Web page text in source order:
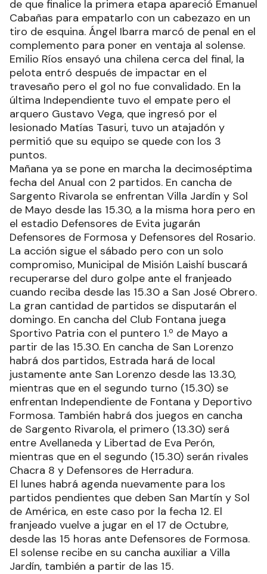
de que finalice la primera etapa apareció Emanuel
Cabañas para empatarlo con un cabezazo en un
tiro de esquina. Ángel Ibarra marcó de penal en el
complemento para poner en ventaja al solense.
Emilio Ríos ensayó una chilena cerca del final, la
pelota entró después de impactar en el
travesaño pero el gol no fue convalidado. En la
última Independiente tuvo el empate pero el
arquero Gustavo Vega, que ingresó por el
lesionado Matías Tasuri, tuvo un atajadón y
permitió que su equipo se quede con los 3
puntos.
Mañana ya se pone en marcha la decimoséptima
fecha del Anual con 2 partidos. En cancha de
Sargento Rivarola se enfrentan Villa Jardín y Sol
de Mayo desde las 15.30, a la misma hora pero en
el estadio Defensores de Evita jugarán
Defensores de Formosa y Defensores del Rosario.
La acción sigue el sábado pero con un solo
compromiso, Municipal de Misión Laishí buscará
recuperarse del duro golpe ante el franjeado
cuando reciba desde las 15.30 a San José Obrero.
La gran cantidad de partidos se disputarán el
domingo. En cancha del Club Fontana juega
Sportivo Patria con el puntero 1.º de Mayo a
partir de las 15.30. En cancha de San Lorenzo
habrá dos partidos, Estrada hará de local
justamente ante San Lorenzo desde las 13.30,
mientras que en el segundo turno (15.30) se
enfrentan Independiente de Fontana y Deportivo
Formosa. También habrá dos juegos en cancha
de Sargento Rivarola, el primero (13.30) será
entre Avellaneda y Libertad de Eva Perón,
mientras que en el segundo (15.30) serán rivales
Chacra 8 y Defensores de Herradura.
El lunes habrá agenda nuevamente para los
partidos pendientes que deben San Martín y Sol
de América, en este caso por la fecha 12. El
franjeado vuelve a jugar en el 17 de Octubre,
desde las 15 horas ante Defensores de Formosa.
El solense recibe en su cancha auxiliar a Villa
Jardín, también a partir de las 15.